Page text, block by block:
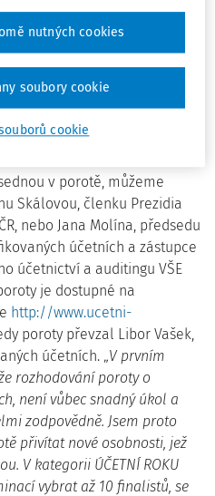
rady Svazu
Janu Pilátovou. Další
Bekrová, jednatelka
o., jež se stala ÚČETNÍ
bude mít příležitost
v porotě, můžeme
Skálovou, členku Prezidia
nebo Jana Molína, předsedu
účetních a zástupce
účetnictví a auditingu VŠE
je dostupné na
http://www.ucetni-
poroty převzal Libor Vašek,
účetních. „V prvním
rozhodování poroty o
není vůbec snadný úkol a
zodpovědně. Jsem proto
přivítat nové osobnosti, jež
V kategorii ÚČETNÍ ROKU
vybrat až 10 finalistů, se
cookie
nutných cookies
soubory cookie